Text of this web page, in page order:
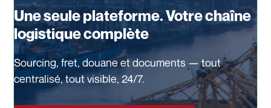
Une seule plateforme. Votre chaîne
logistique complète
Sourcing, fret, douane et documents — tout
centralisé, tout visible, 24/7.